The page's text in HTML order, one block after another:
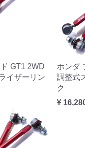
GT1 2WD
イザーリン
ホンダ
調整式
ク
¥